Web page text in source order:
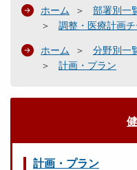
ホーム 部署別一
調整・医療計画
ホーム 分野別一
計画・プラン
計画・プラン